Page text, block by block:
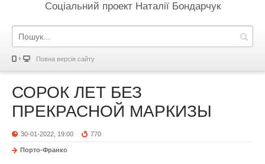
Соціальний проект Наталії Бондарчук
Повна версія сайту
СОРОК ЛЕТ БЕЗ
ПРЕКРАСНОЙ МАРКИЗЫ
30-01-2022, 19:00 770
Порто-Франко